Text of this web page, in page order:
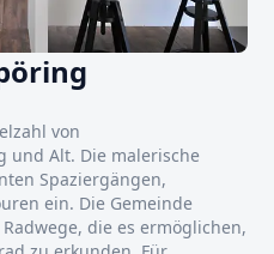
von
und Alt. Die malerische
Spaziergängen,
ein. Die Gemeinde
die es ermöglichen,